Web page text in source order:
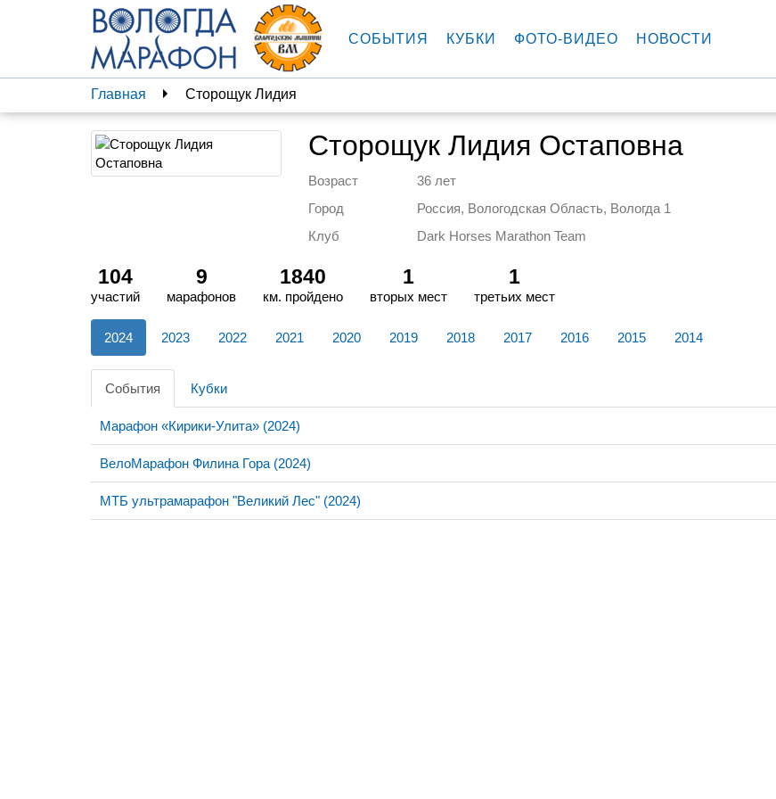
СОБЫТИЯ КУБКИ ФОТО-ВИДЕО НОВОСТИ
Главная Сторощук Лидия
Сторощук Лидия Остаповна
Возраст
36 лет
Город
Россия, Вологодская Область, Вологда 1
Клуб
Dark Horses Marathon Team
104
участий
9
марафонов
1840
км. пройдено
1
вторых мест
1
третьих мест
2024 2023 2022 2021 2020 2019 2018 2017 2016 2015 2014
События Кубки
Марафон «Кирики-Улита» (2024)
ВелоМарафон Филина Гора (2024)
МТБ ультрамарафон "Великий Лес" (2024)